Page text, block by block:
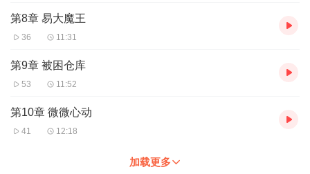
第8章 易大魔王
36 11:31
第9章 被困仓库
53 11:52
第10章 微微心动
41 12:18
加载更多